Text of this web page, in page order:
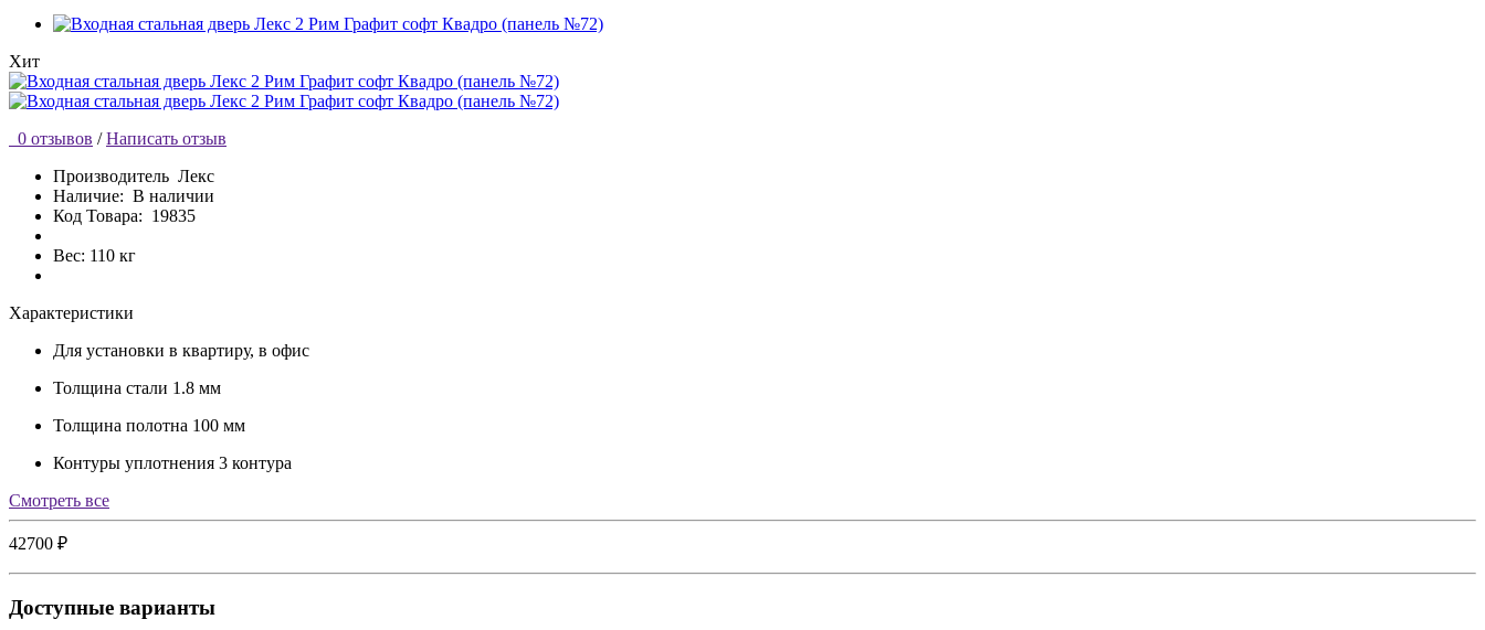
Хит
0 отзывов / Написать отзыв
Производитель Лекс
Наличие: В наличии
Код Товара: 19835
Вес: 110 кг
Характеристики
Для установки в квартиру, в офис
Толщина стали 1.8 мм
Толщина полотна 100 мм
Контуры уплотнения 3 контура
Cмотреть все
42700 ₽
Доступные варианты